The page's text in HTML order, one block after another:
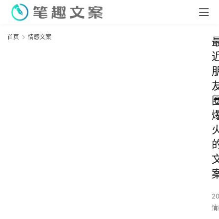
首页 情感文案